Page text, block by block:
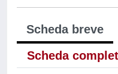
Scheda breve
Scheda